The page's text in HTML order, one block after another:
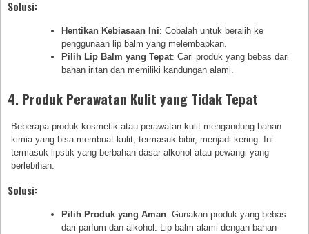
Solusi:
Hentikan Kebiasaan Ini: Cobalah untuk beralih ke
penggunaan lip balm yang melembapkan.
Pilih Lip Balm yang Tepat: Cari produk yang bebas dari
bahan iritan dan memiliki kandungan alami.
4. Produk Perawatan Kulit yang Tidak Tepat
Beberapa produk kosmetik atau perawatan kulit mengandung bahan
kimia yang bisa membuat kulit, termasuk bibir, menjadi kering. Ini
termasuk lipstik yang berbahan dasar alkohol atau pewangi yang
berlebihan.
Solusi:
Pilih Produk yang Aman: Gunakan produk yang bebas
dari parfum dan alkohol. Lip balm alami dengan bahan-